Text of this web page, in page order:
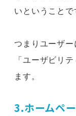
いということで
つまりユーザー
「ユーザビリ
ます。
3.ホームペ